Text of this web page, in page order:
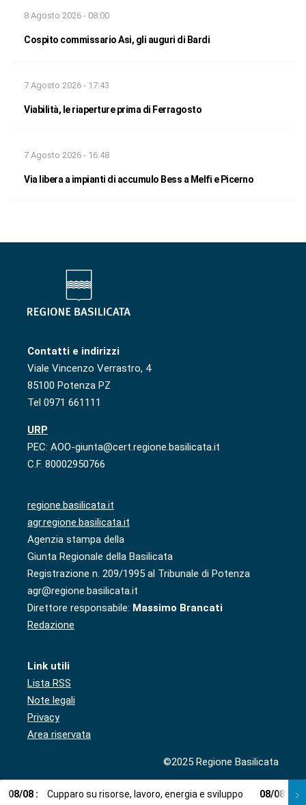
8 Agosto 2026 - 08:00
Cospito commissario Asi, gli auguri di Bardi
7 Agosto 2026 - 17:43
Viabilità, le riaperture prima di Ferragosto
7 Agosto 2026 - 16:48
Via libera a impianti di accumulo Bess a Melfi e Picerno
Contatti e indirizzi
Viale Vincenzo Verrastro, 4
85100 Potenza PZ
Tel 0971 661111
URP
PEC: AOO-giunta@cert.regione.basilicata.it
C.F. 80002950766
regione.basilicata.it
agr.regione.basilicata.it
Agenzia stampa della
Giunta Regionale della Basilicata
Registrazione n. 209/1995 al Tribunale di Potenza
agr@regione.basilicata.it
Direttore responsabile: Massimo Brancati
Redazione
Link utili
Lista RSS
Note legali
Privacy
Area riservata
©2025 Regione Basilicata
08/08 : Cupparo su risorse, lavoro, energia e sviluppo 08/08